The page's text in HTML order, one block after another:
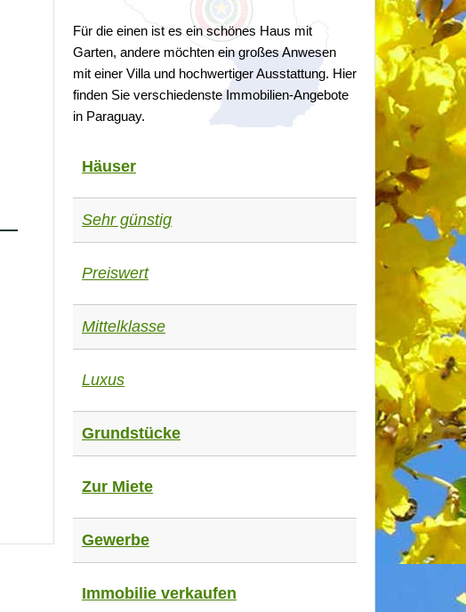
Für die einen ist es ein schönes Haus mit
Garten, andere möchten ein großes Anwesen
mit einer Villa und hochwertiger Ausstattung. Hier
finden Sie verschiedenste Immobilien-Angebote
in Paraguay.
Häuser
Sehr günstig
Preiswert
Mittelklasse
Luxus
Grundstücke
Zur Miete
Gewerbe
Immobilie verkaufen